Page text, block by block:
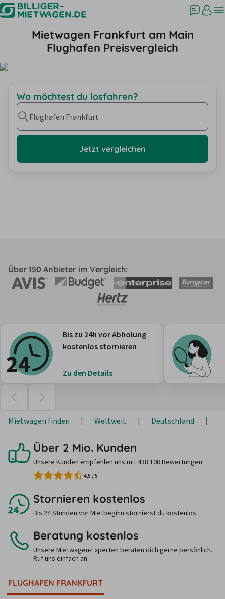
Mietwagen Frankfurt am Main
Flughafen Preisvergleich
Wo möchtest du losfahren?
Flughafen Frankfurt
Jetzt vergleichen
Über 150 Anbieter im Vergleich:
Bis zu 24h vor Abholung
kostenlos stornieren
Zu den Details
Mietwagen finden Weltweit Deutschland
Über 2 Mio. Kunden
Unsere Kunden empfehlen uns mit 438.108 Bewertungen.
4,5 /5
Stornieren kostenlos
Bis 24 Stunden vor Mietbeginn stornierst du kostenlos.
Beratung kostenlos
Unsere Mietwagen-Experten beraten dich gerne persönlich.
Ruf uns einfach an.
FLUGHAFEN FRANKFURT